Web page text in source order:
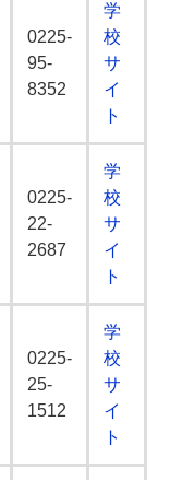
0225-
95-
8352
学
校
サ
イ
ト
0225-
22-
2687
学
校
サ
イ
ト
0225-
25-
1512
学
校
サ
イ
ト